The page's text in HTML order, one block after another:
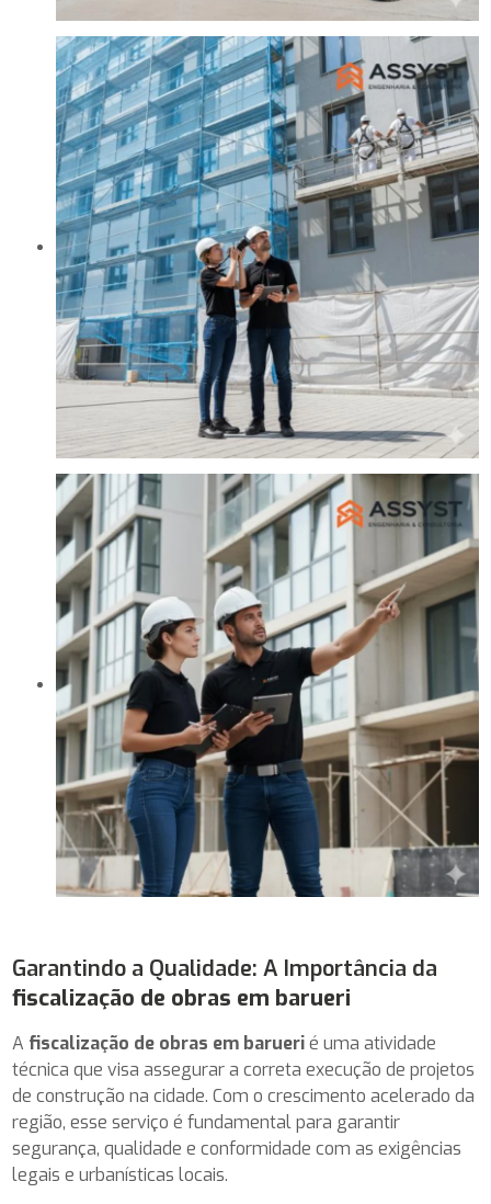
Garantindo a Qualidade: A Importância da
fiscalização de obras em barueri
A fiscalização de obras em baruerié uma atividade
técnica que visa assegurar a correta execução de projetos
de construção na cidade. Com o crescimento acelerado da
região, esse serviço é fundamental para garantir
segurança, qualidade e conformidade com as exigências
legais e urbanísticas locais.